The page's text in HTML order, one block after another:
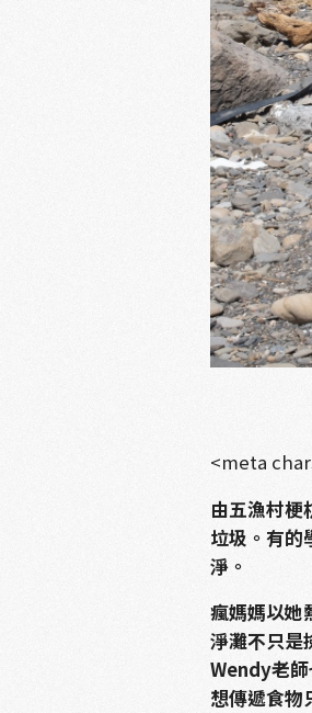
<meta
由五漁村梗
垃圾。有的
淨。
瘋媽媽以她
淨灘不只是
Wendy老師
想傳遞食物